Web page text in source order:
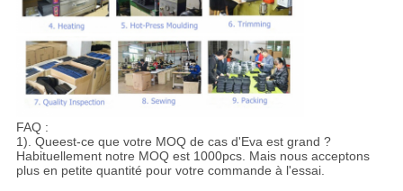
FAQ :
1). Queest-ce que votre MOQ de cas d'Eva est grand ?
Habituellement notre MOQ est 1000pcs. Mais nous acceptons
plus en petite quantité pour votre commande à l'essai.